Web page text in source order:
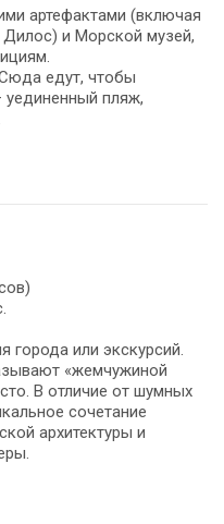
артефактами (включая
и Морской музей,
едут, чтобы
уединенный пляж,
или экскурсий.
«жемчужиной
В отличие от шумных
сочетание
архитектуры и